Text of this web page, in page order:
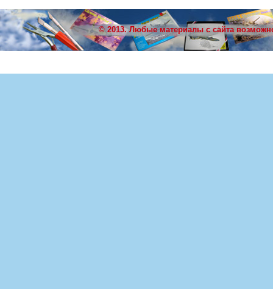
© 2013. Любые материалы с сайта